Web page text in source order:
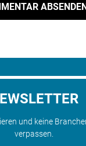
und keine
verpassen.